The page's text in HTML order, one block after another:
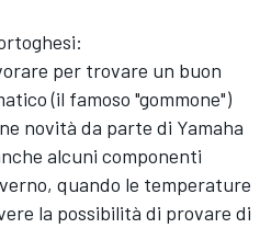
per trovare un buon
(il famoso "gommone")
novità da parte di Yamaha
alcuni componenti
quando le temperature
la possibilità di provare di